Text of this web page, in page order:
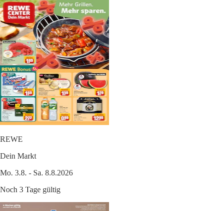
REWE
Dein Markt
Mo. 3.8. - Sa. 8.8.2026
Noch 3 Tage gültig